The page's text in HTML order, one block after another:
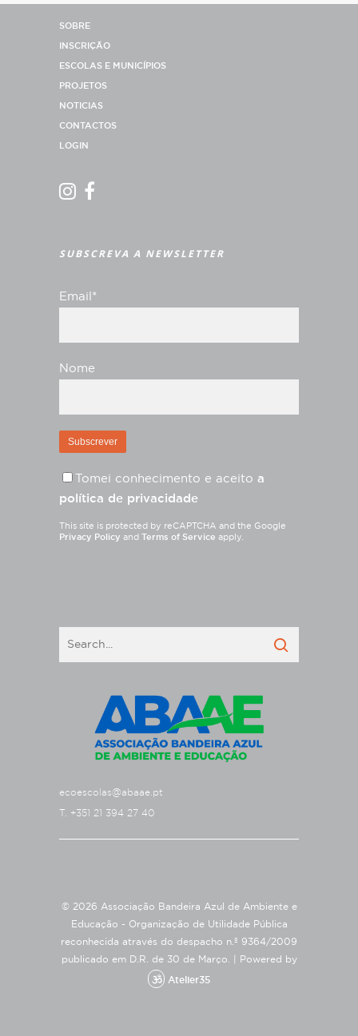
SOBRE
INSCRIÇÃO
ESCOLAS E MUNICÍPIOS
PROJETOS
NOTICIAS
CONTACTOS
LOGIN
SUBSCREVA A NEWSLETTER
Email*
Nome
Tomei conhecimento e aceito a
política de privacidade
This site is protected by reCAPTCHA and the Google
Privacy Policy and Terms of Service apply.
ecoescolas@abaae.pt
T. +351 21 394 27 40
© 2026 Associação Bandeira Azul de Ambiente e
Educação - Organização de Utilidade Pública
reconhecida através do despacho n.º 9364/2009
publicado em D.R. de 30 de Março. |
Powered by
Atelier35